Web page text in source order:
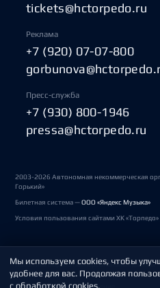
tickets@hctorpedo.ru
Реклама
+7 (920) 07-07-800
Пресс-служба
+7 (930) 800-1946
pressa@hctorpedo.ru
2003-2026 Автономная некоммерческая
Горький»
Билетная система —ООО «Яндекс Музыка»
Условия пользования сайтами ХК «Торпедо»
Политика обработки персональных данных
Пользовательское соглашение
Мы используем cookies, чтобы
удобнее для вас. Продолжая
с обработкой cookies.